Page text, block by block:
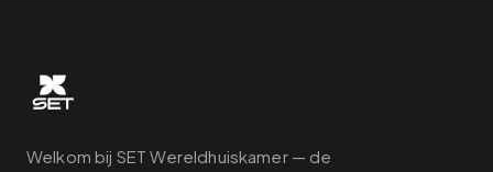
Welkom bij SET Wereldhuiskamer — de